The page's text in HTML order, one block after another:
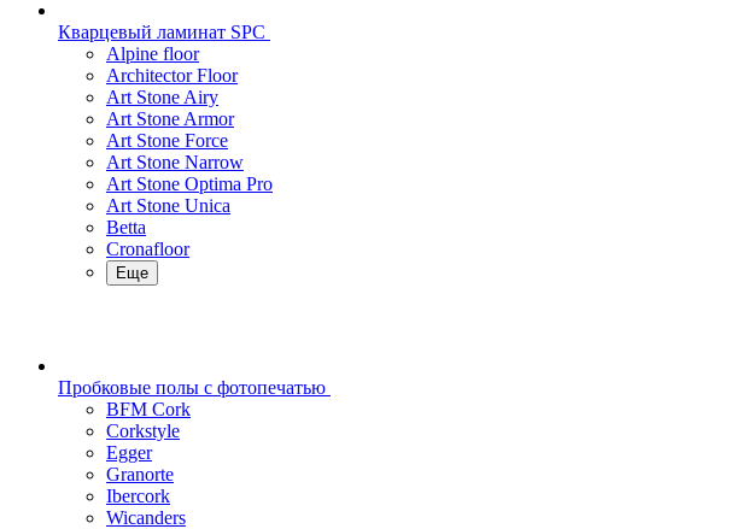
Кварцевый ламинат SPC
Alpine floor
Architector Floor
Art Stone Airy
Art Stone Armor
Art Stone Force
Art Stone Narrow
Art Stone Optima Pro
Art Stone Unica
Betta
Cronafloor
Еще
Пробковые полы с фотопечатью
BFM Cork
Corkstyle
Egger
Granorte
Ibercork
Wicanders